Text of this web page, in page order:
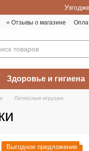
⭐️ Отзывы о магазине
Здоровье и гигиена
Латексные игрушки
Выгодное предложение